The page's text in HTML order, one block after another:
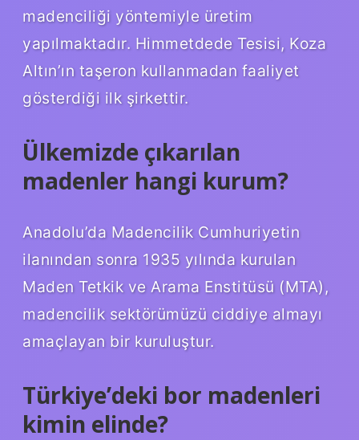
madenciliği yöntemiyle üretim
yapılmaktadır. Himmetdede Tesisi, Koza
Altın’ın taşeron kullanmadan faaliyet
gösterdiği ilk şirkettir.
Ülkemizde çıkarılan
madenler hangi kurum?
Anadolu’da Madencilik Cumhuriyetin
ilanından sonra 1935 yılında kurulan
Maden Tetkik ve Arama Enstitüsü (MTA),
madencilik sektörümüzü ciddiye almayı
amaçlayan bir kuruluştur.
Türkiye’deki bor madenleri
kimin elinde?